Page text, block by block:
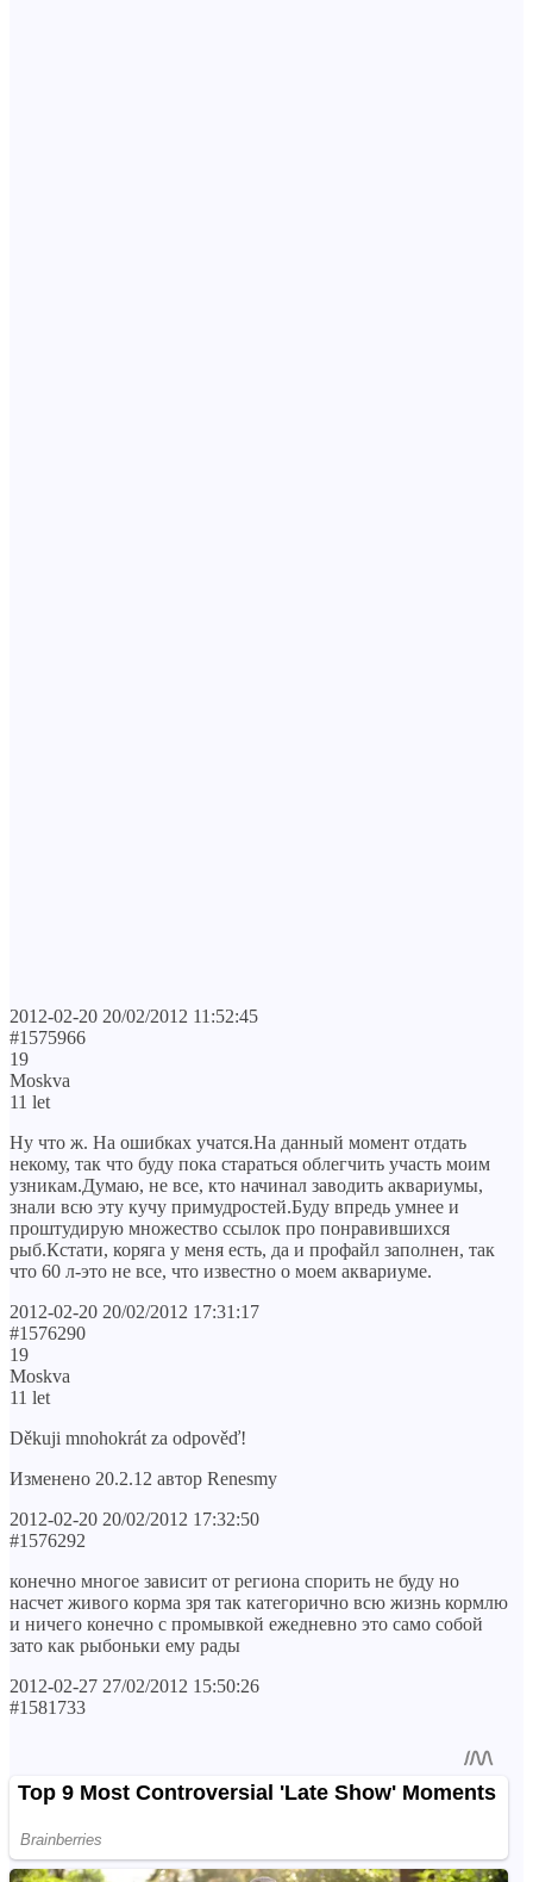
2012-02-20 20/02/2012 11:52:45
#1575966
19
Moskva
11 let
Ну что ж. На ошибках учатся.На данный момент отдать
некому, так что буду пока стараться облегчить участь моим
узникам.Думаю, не все, кто начинал заводить аквариумы,
знали всю эту кучу примудростей.Буду впредь умнее и
проштудирую множество ссылок про понравившихся
рыб.Кстати, коряга у меня есть, да и профайл заполнен, так
что 60 л-это не все, что известно о моем аквариуме.
2012-02-20 20/02/2012 17:31:17
#1576290
19
Moskva
11 let
Děkuji mnohokrát za odpověď!
Изменено 20.2.12 автор Renesmy
2012-02-20 20/02/2012 17:32:50
#1576292
конечно многое зависит от региона спорить не буду но
насчет живого корма зря так категорично всю жизнь кормлю
и ничего конечно с промывкой ежедневно это само собой
зато как рыбоньки ему рады
2012-02-27 27/02/2012 15:50:26
#1581733